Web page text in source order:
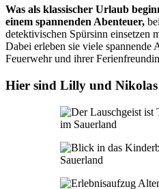
Was als klassischer Urlaub
einem spannenden Abenteuer,
detektivischen Spürsinn einsetzen
Dabei erleben sie viele spannende
Feuerwehr und ihrer
Hier sind Lilly und